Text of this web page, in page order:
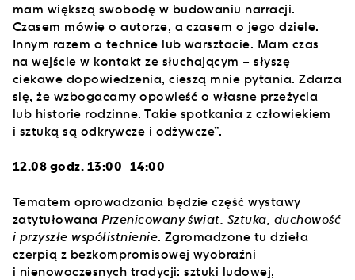
mam większą swobodę w budowaniu narracji.
Czasem mówię o autorze, a czasem o jego dziele.
Innym razem o technice lub warsztacie. Mam czas
na wejście w kontakt ze słuchającym – słyszę
ciekawe dopowiedzenia, cieszą mnie pytania. Zdarza
się, że wzbogacamy opowieść o własne przeżycia
lub historie rodzinne. Takie spotkania z człowiekiem
i sztuką są odkrywcze i odżywcze”.
12.08 godz. 13:00–14:00
Tematem oprowadzania będzie część wystawy
zatytułowana Przenicowany świat. Sztuka, duchowość
i przyszłe współistnienie. Zgromadzone tu dzieła
czerpią z bezkompromisowej wyobraźni
i nienowoczesnych tradycji: sztuki ludowej,